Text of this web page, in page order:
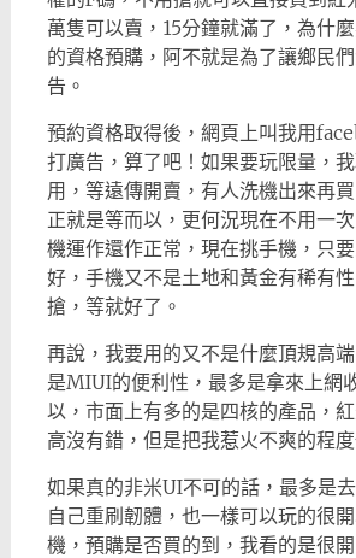
萬隻可以賣，15分鐘就滿了，為什
的資格預購，阿不就是為了讓鄉民
告。
預約資格取得後，網頁上叫我用
打廣告，算了吧！如果要玩限量，
用，等遠傳開賣，有人洗機出來再
正就是等而以，更何況現在不用一
機運作還作正常，現在挑手機，只
好，手機又不是土地和黃金有稀有
搶，等就好了。
再說，我要用的又不是什麼頂規高
是MIUI的便利性，最多是拿來上網
以，市面上有多的是四核的產品，
高沒有錯，但是把我惹火不爽的程度
如果真的非米UI不可的話，最多是
自己重刷韌體，也一樣可以玩的很
機，預購是否買的到，我看的是很